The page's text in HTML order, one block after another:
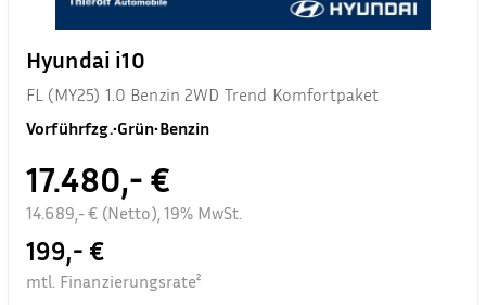
Hyundai i10
FL (MY25) 1.0 Benzin 2WD Trend Komfortpaket
Vorführfzg.•Grün•Benzin
17.480,- €
14.689,- € (Netto), 19% MwSt.
199,- €
mtl. Finanzierungsrate²